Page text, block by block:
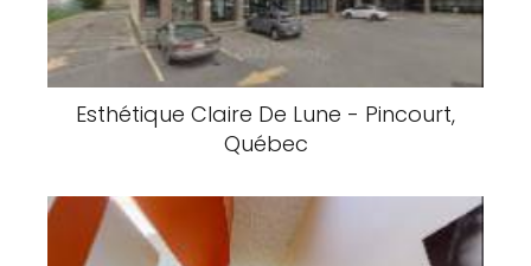
Esthétique Claire De Lune - Pincourt,
Québec